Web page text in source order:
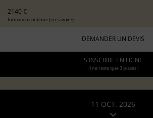
2140 €
formation continue (en savoir +)
DEMANDER UN DEVIS
S'INSCRIRE EN LIGNE
Il ne reste que 3 places !
11 OCT. 2026